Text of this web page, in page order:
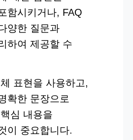
함시키거나, FAQ
양한 질문과
하여 제공할 수
표현을 사용하고,
확한 문장으로
심 내용을
이 중요합니다.